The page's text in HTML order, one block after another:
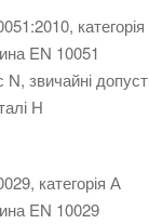
EN 10051
звичайні
Н
категорія А
EN 10029